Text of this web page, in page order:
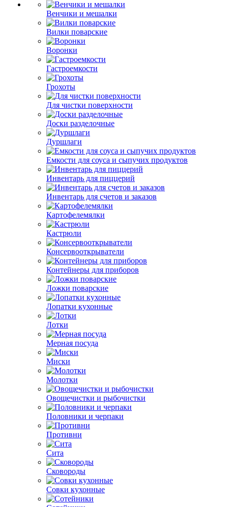
Венчики и мешалки
Вилки поварские
Воронки
Гастроемкости
Грохоты
Для чистки поверхности
Доски разделочные
Дуршлаги
Емкости для соуса и сыпучих продуктов
Инвентарь для пиццерий
Инвентарь для счетов и заказов
Картофелемялки
Кастрюли
Консервооткрыватели
Контейнеры для приборов
Ложки поварские
Лопатки кухонные
Лотки
Мерная посуда
Миски
Молотки
Овощечистки и рыбочистки
Половники и черпаки
Противни
Сита
Сковороды
Совки кухонные